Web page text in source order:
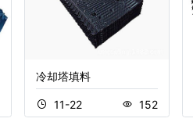
冷却塔填料
11-22 152